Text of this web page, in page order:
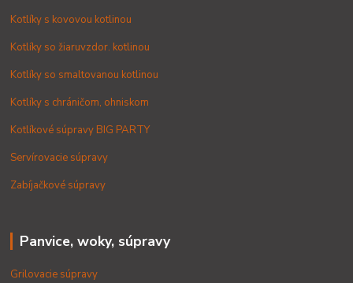
Kotlíky s kovovou kotlinou
Kotlíky so žiaruvzdor. kotlinou
Kotlíky so smaltovanou kotlinou
Kotlíky s chráničom, ohniskom
Kotlíkové súpravy BIG PARTY
Servírovacie súpravy
Zabíjačkové súpravy
Panvice, woky, súpravy
Grilovacie súpravy